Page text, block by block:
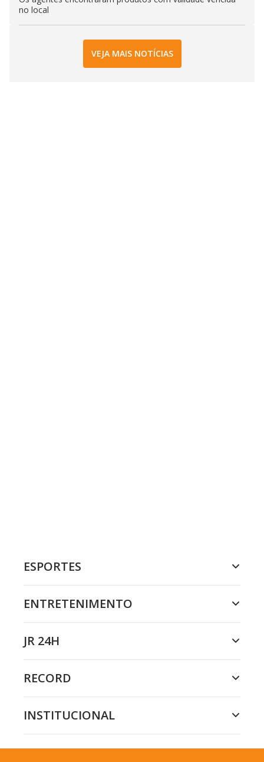
no local
VEJA MAIS NOTÍCIAS
ESPORTES
ENTRETENIMENTO
JR 24H
RECORD
INSTITUCIONAL